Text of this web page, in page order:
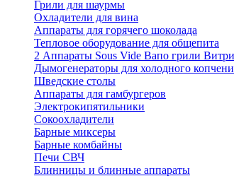
Грили для шаурмы
Охладители для вина
Аппараты для горячего шоколада
Тепловое оборудование для общепита
2 Аппараты Sous Vide Вапо грили
Дымогенераторы для холодного
Шведские столы
Аппараты для гамбургеров
Электрокипятильники
Сокоохладители
Барные миксеры
Барные комбайны
Печи СВЧ
Блинницы и блинные аппараты